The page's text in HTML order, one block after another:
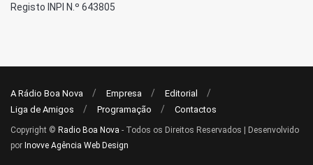
Registo INPI N.º 643805
A Rádio Boa Nova Empresa
Editorial
Liga de Amigos
Programação Contactos
Copyright © Radio Boa Nova - Todos os Direitos Reservados | Desenvolvido
por Inovve Agência Web Design